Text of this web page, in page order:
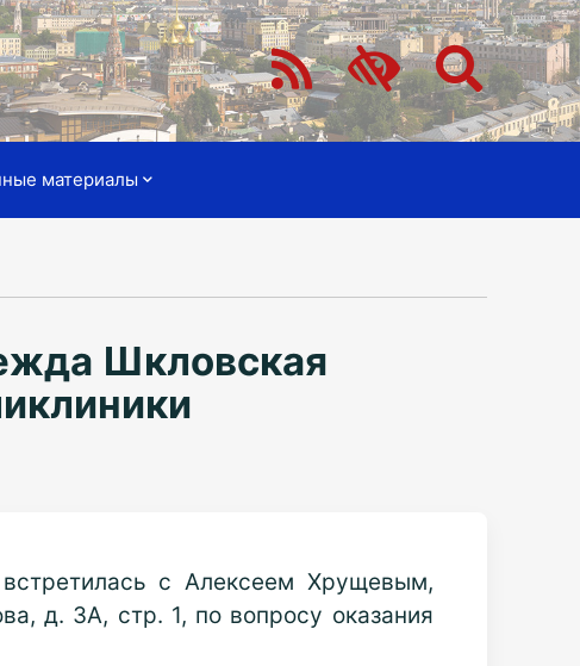
материалы
Шкловская
с Алексеем Хрущевым,
д. 3А, стр. 1, по вопросу оказания